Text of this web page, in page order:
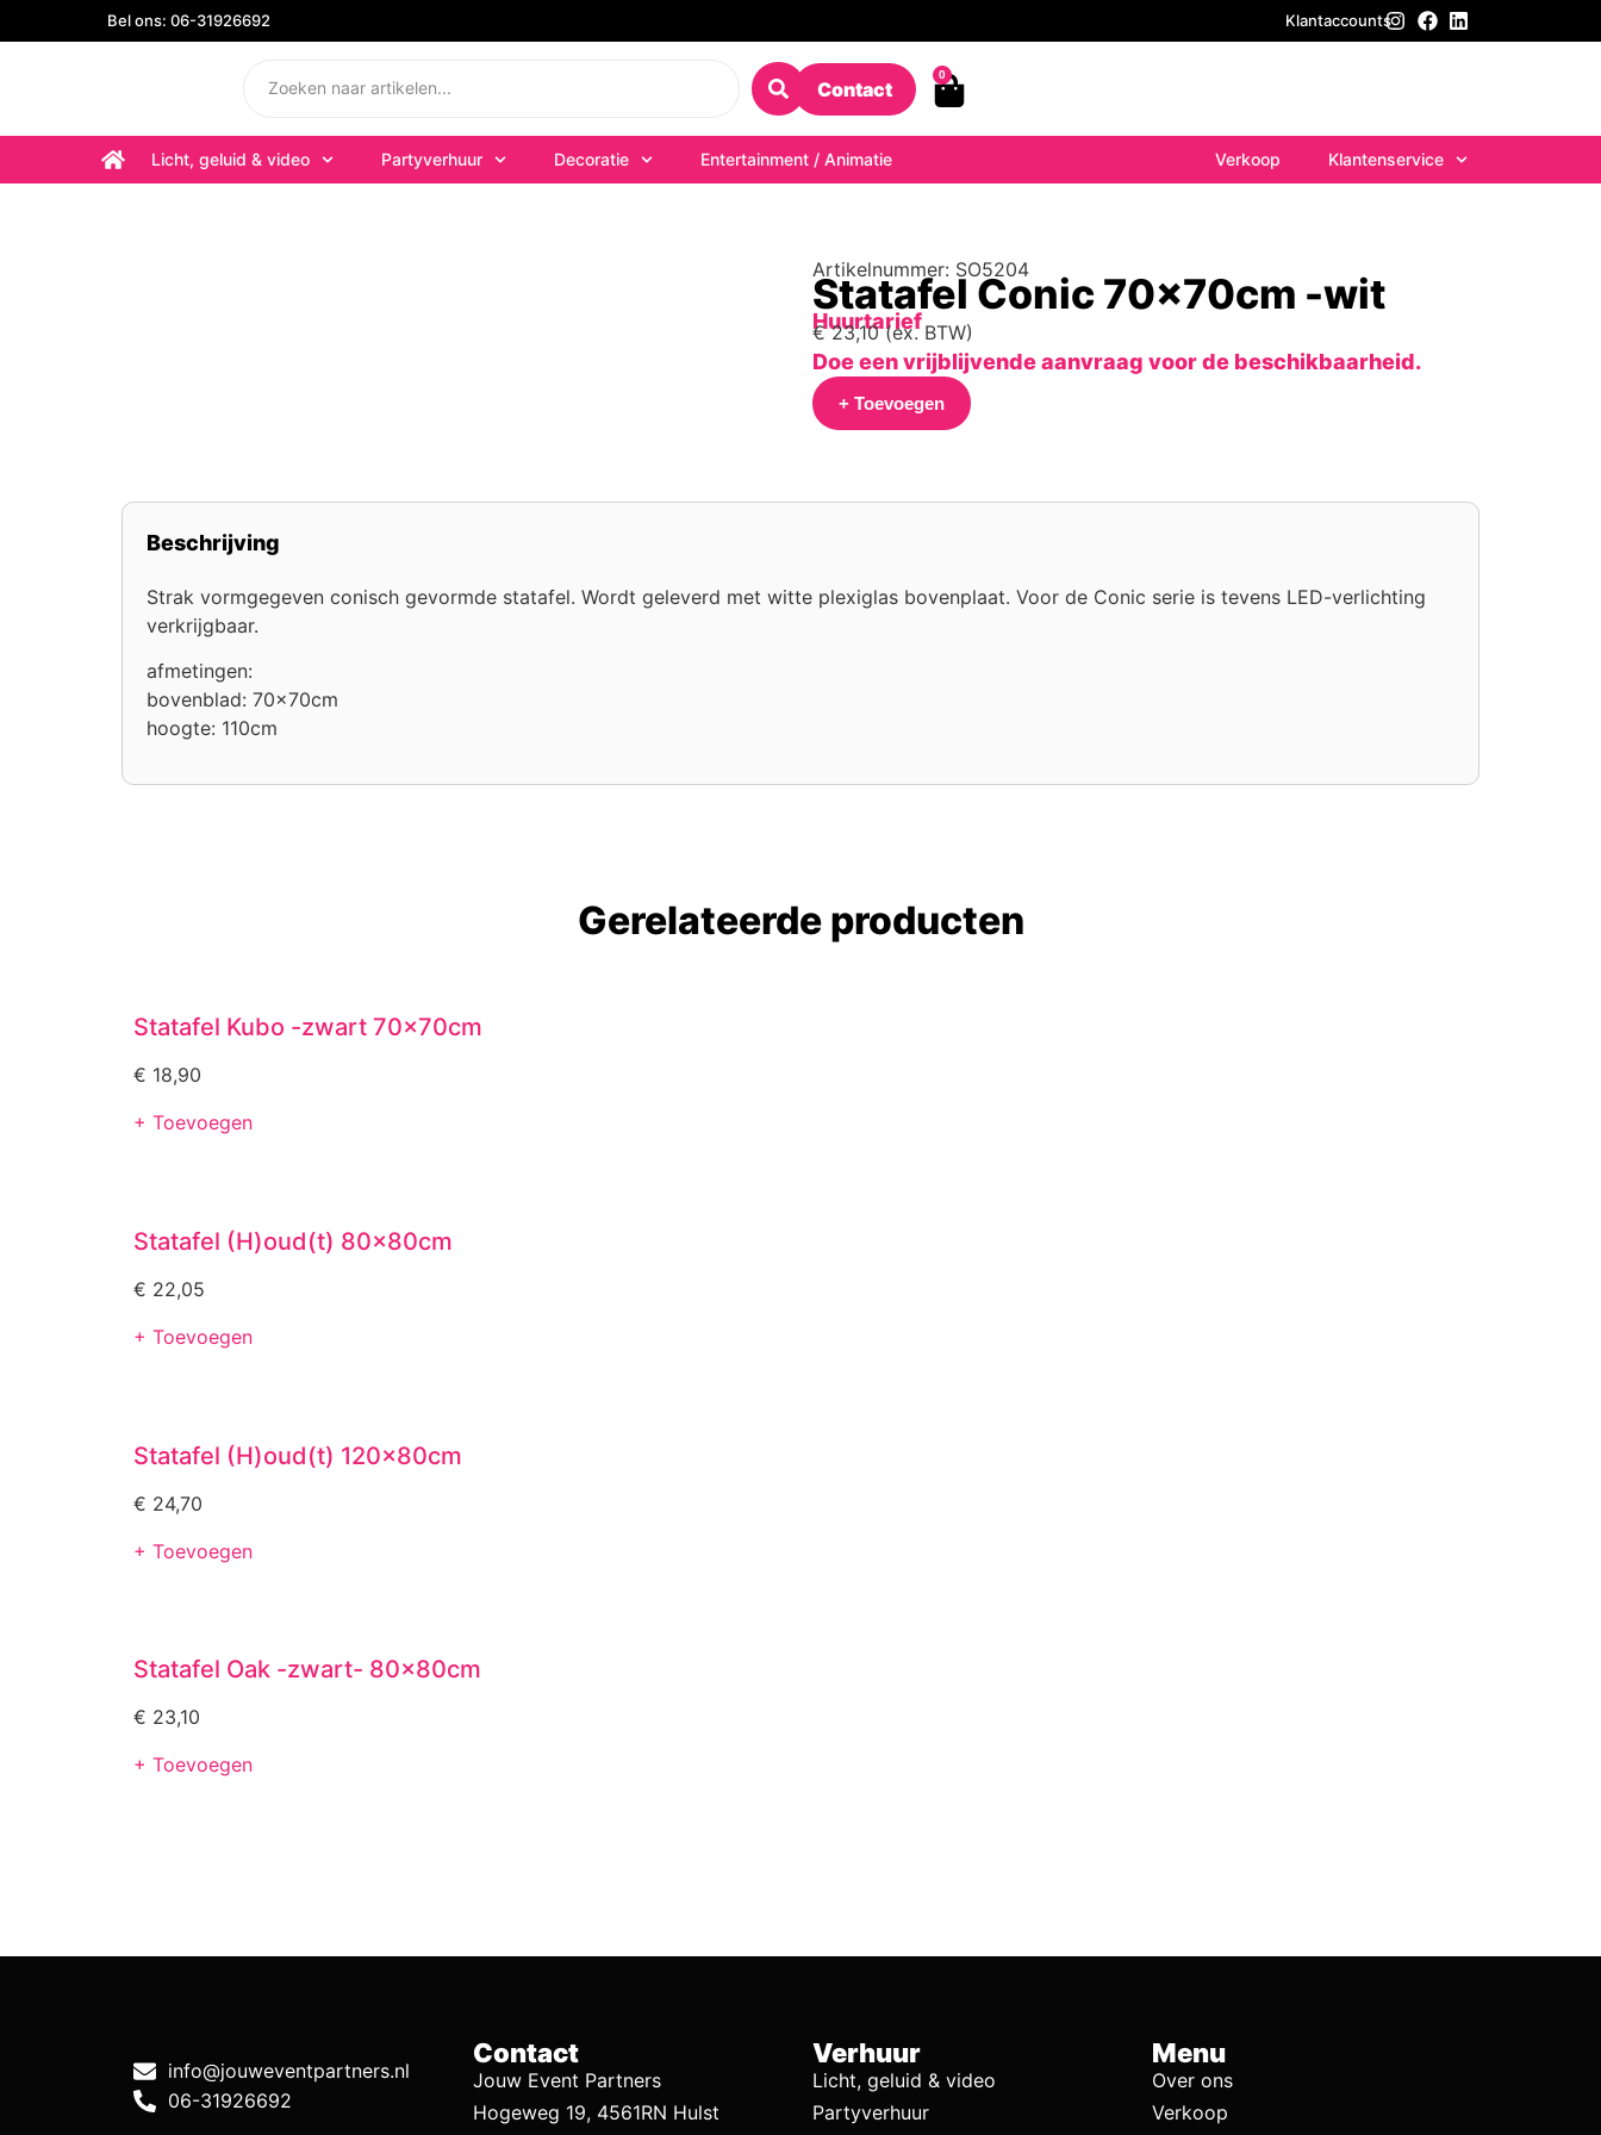
Bel ons: 06-31926692 Klantaccounts
Contact
0
Licht, geluid & video Partyverhuur Decoratie Entertainment / Animatie Verkoop Klantenservice
Artikelnummer: SO5204
Statafel Conic 70x70cm -wit
Huurtarief
€23,10(ex. BTW)
Doe een vrijblijvende aanvraag voor de beschikbaarheid.
+ Toevoegen
Beschrijving
Strak vormgegeven conisch gevormde statafel. Wordt geleverd met witte plexiglas bovenplaat. Voor de Conic serie is tevens LED-verlichting
verkrijgbaar.
afmetingen:
bovenblad: 70x70cm
hoogte: 110cm
Gerelateerde producten
Statafel Kubo -zwart 70x70cm
€ 18,90
+ Toevoegen
Statafel (H)oud(t) 80x80cm
€ 22,05
+ Toevoegen
Statafel (H)oud(t) 120x80cm
€ 24,70
+ Toevoegen
Statafel Oak -zwart- 80x80cm
€ 23,10
+ Toevoegen
info@jouweventpartners.nl
06-31926692
Contact
Jouw Event Partners
Hogeweg 19, 4561RN Hulst
Verhuur
Licht, geluid & video
Partyverhuur
Menu
Over ons
Verkoop